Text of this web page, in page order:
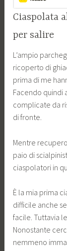
Ciaspolata
per salire
L’ampio
ricoperto di
prima di me
Facendo quindi
complicate da
di fronte.
Mentre
paio di
ciaspolatori in
È la mia prima
difficile anche
facile. Tuttavia
Nonostante
nemmeno